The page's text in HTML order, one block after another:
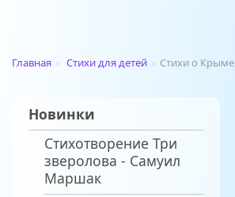
Главная › Стихи для детей › Стихи о Крыме
Новинки
Стихотворение Три
зверолова - Самуил
Маршак